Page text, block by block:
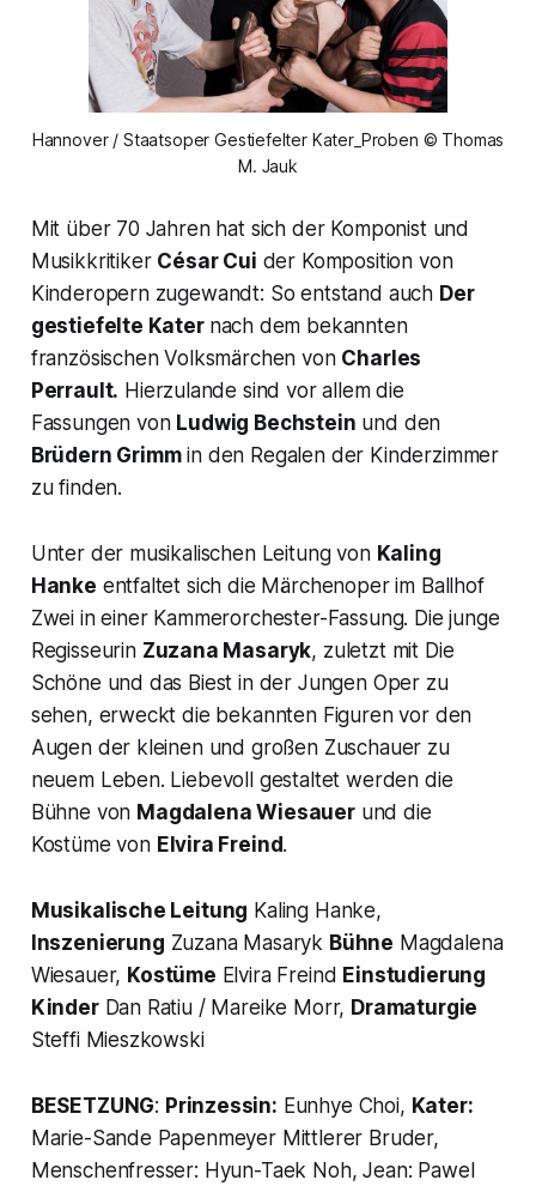
Hannover / Staatsoper Gestiefelter Kater_Proben © Thomas
M. Jauk
Mit über 70 Jahren hat sich der Komponist und
Musikkritiker César Cui der Komposition von
Kinderopern zugewandt: So entstand auch Der
gestiefelte Kater nach dem bekannten
französischen Volksmärchen von Charles
Perrault. Hierzulande sind vor allem die
Fassungen von Ludwig Bechstein und den
Brüdern Grimmin den Regalen der Kinderzimmer
zu finden.
Unter der musikalischen Leitung von Kaling
Hanke entfaltet sich die Märchenoper im Ballhof
Zwei in einer Kammerorchester-Fassung. Die junge
Regisseurin Zuzana Masaryk, zuletzt mit Die
Schöne und das Biest in der Jungen Oper zu
sehen, erweckt die bekannten Figuren vor den
Augen der kleinen und großen Zuschauer zu
neuem Leben. Liebevoll gestaltet werden die
Bühne von Magdalena Wiesauerund die
Kostüme von Elvira Freind.
Musikalische Leitung Kaling Hanke,
Inszenierung Zuzana Masaryk Bühne Magdalena
Wiesauer, Kostüme Elvira Freind Einstudierung
KinderDan Ratiu / Mareike Morr, Dramaturgie
Steffi Mieszkowski
BESETZUNG: Prinzessin: Eunhye Choi, Kater:
Marie-Sande Papenmeyer Mittlerer Bruder,
Menschenfresser: Hyun-Taek Noh, Jean: Pawel